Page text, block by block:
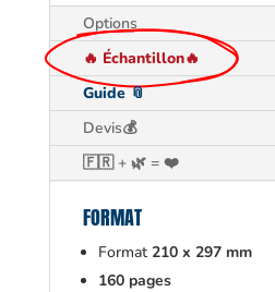
Options
🔥 Échantillon🔥
Guide 📎
Devis💰
🇫🇷 + 🌿 = ❤️
FORMAT
Format 210 x 297 mm
160 pages